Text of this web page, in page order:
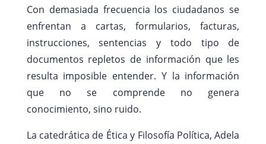
Con demasiada frecuencia los ciudadanos se
enfrentan a cartas, formularios, facturas,
instrucciones, sentencias y todo tipo de
documentos repletos de información que les
resulta imposible entender. Y la información
que no se comprende no genera
conocimiento, sino ruido.
La catedrática de Ética y Filosofía Política, Adela